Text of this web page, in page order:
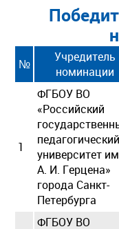
№
Учредитель
номинации
1
ФГБОУ ВО
«Российский
педагогический
университет
А. И. Герцена»
города Санкт-
Петербурга
ФГБОУ ВО